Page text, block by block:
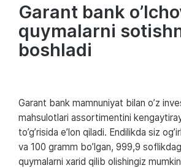
Garant bank
quymalarni
boshladi
Garant bank mamnuniyat bilan o’z
mahsulotlari assortimentini
to’g’risida e’lon qiladi. Endilikda siz
va 100 gramm bo’lgan, 999,9
quymalarni xarid qilib olishingiz